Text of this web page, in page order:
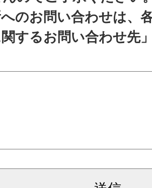
のお問い合わせは、
するお問い合わせ先